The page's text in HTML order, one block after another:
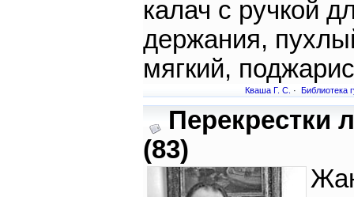
калач с ручкой
держания,
мягкий,
Кваша Г. С. · Библиотека
Перекрестки
(83)